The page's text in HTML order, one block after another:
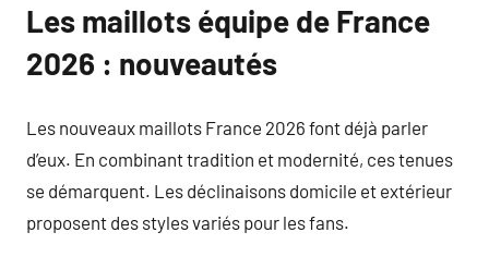
Les maillots équipe de France
2026 : nouveautés
Les nouveaux maillots France 2026 font déjà parler
d’eux. En combinant tradition et modernité, ces tenues
se démarquent. Les déclinaisons domicile et extérieur
proposent des styles variés pour les fans.